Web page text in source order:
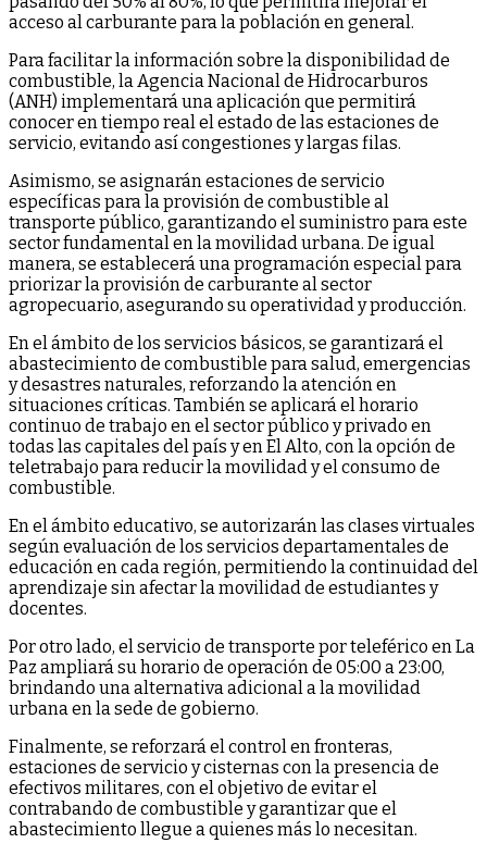
acceso al carburante para la población en general.
Para facilitar la información sobre la disponibilidad de
combustible, la Agencia Nacional de Hidrocarburos
(ANH) implementará una aplicación que permitirá
conocer en tiempo real el estado de las estaciones de
servicio, evitando así congestiones y largas filas.
Asimismo, se asignarán estaciones de servicio
específicas para la provisión de combustible al
transporte público, garantizando el suministro para este
sector fundamental en la movilidad urbana. De igual
manera, se establecerá una programación especial para
priorizar la provisión de carburante al sector
agropecuario, asegurando su operatividad y producción.
En el ámbito de los servicios básicos, se garantizará el
abastecimiento de combustible para salud, emergencias
y desastres naturales, reforzando la atención en
situaciones críticas. También se aplicará el horario
continuo de trabajo en el sector público y privado en
todas las capitales del país y en El Alto, con la opción de
teletrabajo para reducir la movilidad y el consumo de
combustible.
En el ámbito educativo, se autorizarán las clases virtuales
según evaluación de los servicios departamentales de
educación en cada región, permitiendo la continuidad del
aprendizaje sin afectar la movilidad de estudiantes y
docentes.
Por otro lado, el servicio de transporte por teleférico en La
Paz ampliará su horario de operación de 05:00 a 23:00,
brindando una alternativa adicional a la movilidad
urbana en la sede de gobierno.
Finalmente, se reforzará el control en fronteras,
estaciones de servicio y cisternas con la presencia de
efectivos militares, con el objetivo de evitar el
contrabando de combustible y garantizar que el
abastecimiento llegue a quienes más lo necesitan.